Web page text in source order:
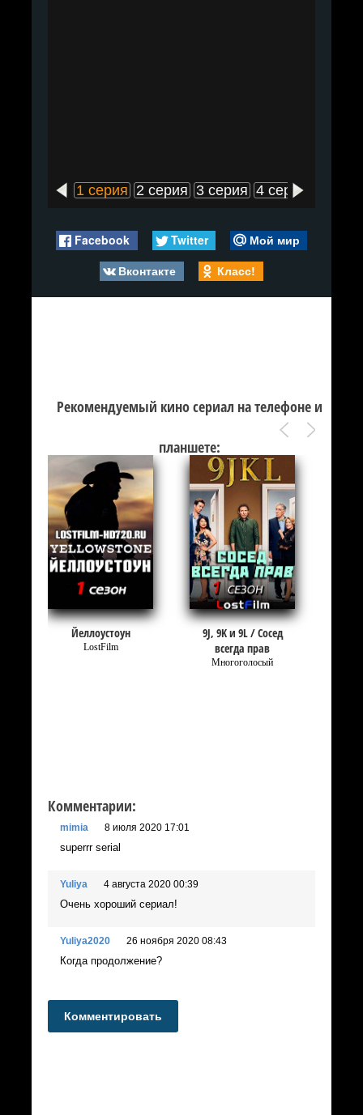
1 серия 2 серия 3 серия 4 серия
Facebook Twitter
Мой мир
Вконтакте
Класс!
Рекомендуемый кино сериал на телефоне и
планшете:
Йеллоустоун
LostFilm
9J, 9K и 9L / Сосед
всегда прав
Многоголосый
Комментарии:
mimia 8 июля 2020 17:01
superrr serial
Yuliya 4 августа 2020 00:39
Очень хороший сериал!
Yuliya2020 26 ноября 2020 08:43
Когда продолжение?
Комментировать